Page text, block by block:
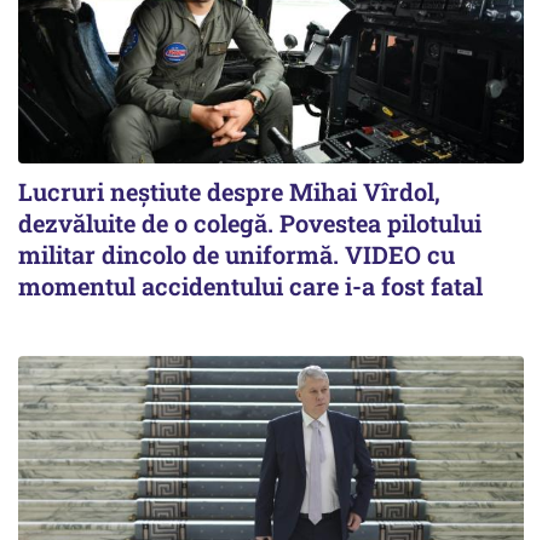
Lucruri neștiute despre Mihai Vîrdol,
dezvăluite de o colegă. Povestea pilotului
militar dincolo de uniformă. VIDEO cu
momentul accidentului care i-a fost fatal